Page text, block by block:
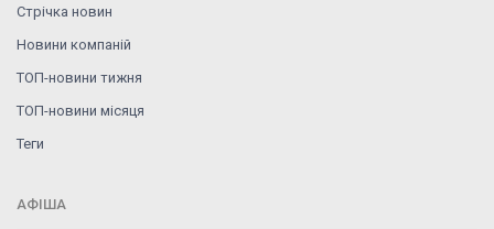
Стрічка новин
Новини компаній
ТОП-новини тижня
ТОП-новини місяця
Теги
АФІША